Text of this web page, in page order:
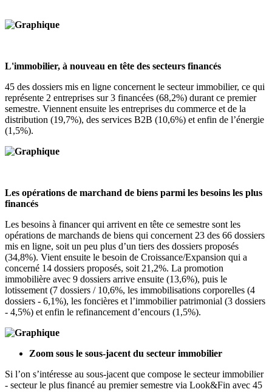
L'immobilier, à nouveau en tête des secteurs financés
45 des dossiers mis en ligne concernent le secteur immobilier, ce qui
représente 2 entreprises sur 3 financées (68,2%) durant ce premier
semestre. Viennent ensuite les entreprises du commerce et de la
distribution (19,7%), des services B2B (10,6%) et enfin de l’énergie
(1,5%).
Les opérations de marchand de biens parmi les besoins les plus
financés
Les besoins à financer qui arrivent en tête ce semestre sont les
opérations de marchands de biens qui concernent 23 des 66 dossiers
mis en ligne, soit un peu plus d’un tiers des dossiers proposés
(34,8%). Vient ensuite le besoin de Croissance/Expansion qui a
concerné 14 dossiers proposés, soit 21,2%. La promotion
immobilière avec 9 dossiers arrive ensuite (13,6%), puis le
lotissement (7 dossiers / 10,6%, les immobilisations corporelles (4
dossiers - 6,1%), les foncières et l’immobilier patrimonial (3 dossiers
- 4,5%) et enfin le refinancement d’encours (1,5%).
Zoom sous le sous-jacent du secteur immobilier
Si l’on s’intéresse au sous-jacent que compose le secteur immobilier
- secteur le plus financé au premier semestre via Look&Fin avec 45